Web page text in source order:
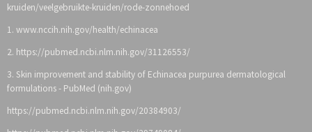
kruiden/veelgebruikte-kruiden/rode-zonnehoed
1. www.nccih.nih.gov/health/echinacea
2. https://pubmed.ncbi.nlm.nih.gov/31126553/
3. Skin improvement and stability of Echinacea purpurea dermatological
formulations - PubMed (nih.gov)
https://pubmed.ncbi.nlm.nih.gov/20384903/